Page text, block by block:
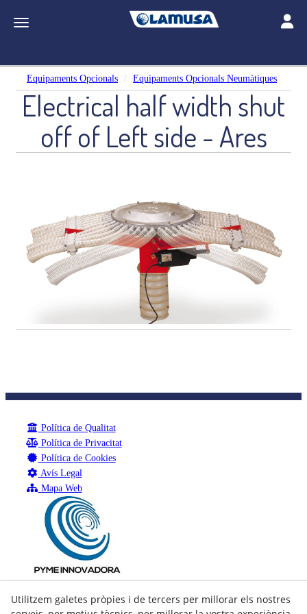
Toggle navigation
Equipaments Opcionals Equipaments Opcionals Neumàtiques
Electrical half width shut
off of Left side - Ares
Política de Qualitat
Política de Privacitat
Política de Cookies
Avís Legal
Mapa Web
Utilitzem galetes pròpies i de tercers per millorar els nostres